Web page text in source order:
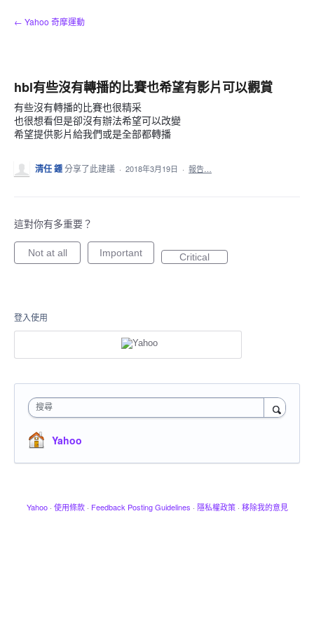
到
← Yahoo 奇摩運動
hbl有些沒有轉播的比賽也希望有影片可以觀賞
有些沒有轉播的比賽也很精采
也很想看但是卻沒有辦法希望可以改變
希望提供影片給我們或是全部都轉播
清任 鍾分享了此建議 · 2018年3月19日 · 報告…
這對你有多重要？
Not at all Important Critical
登入使用
搜尋
Yahoo
Yahoo · 使用條款 · Feedback Posting Guidelines · 隱私權政策 · 移除我的意見